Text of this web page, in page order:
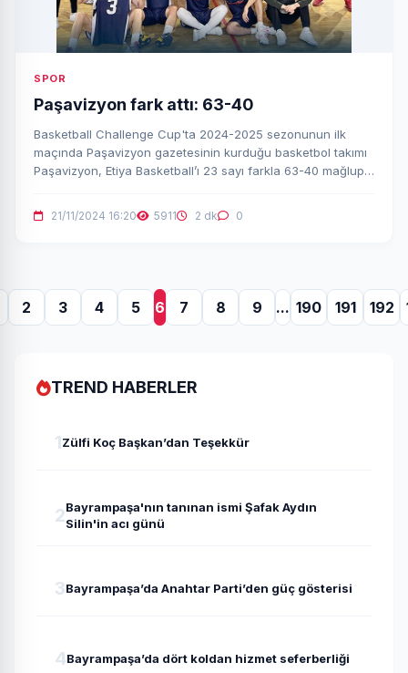
SPOR
Paşavizyon fark attı: 63-40
Basketball Challenge Cup'ta 2024-2025 sezonunun ilk
maçında Paşavizyon gazetesinin kurduğu basketbol takımı
Paşavizyon, Etiya Basketball’ı 23 sayı farkla 63-40 mağlup
21/11/2024 16:20 5911 2 dk 0
2 3 4 5 6 7 8 9 ... 190 191 192
TREND HABERLER
1Zülfi Koç Başkan’dan Teşekkür
2Bayrampaşa'nın tanınan ismi Şafak Aydın
Silin'in acı günü
3Bayrampaşa’da Anahtar Parti’den güç gösterisi
4Bayrampaşa’da dört koldan hizmet seferberliği